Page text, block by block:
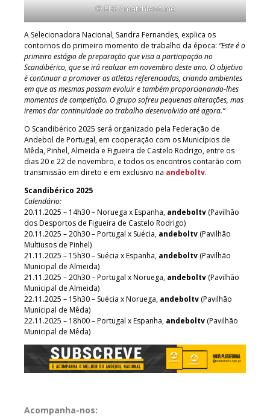
© EHF / matchlens.me
A Selecionadora Nacional, Sandra Fernandes, explica os
contornos do primeiro momento de trabalho da época: “Este é o
primeiro estágio de preparação que visa a participação no
Scandibérico, que se irá realizar em novembro deste ano. O objetivo
é continuar a promover as atletas referenciadas, criando ambientes
em que as mesmas possam evoluir e também proporcionando-lhes
momentos de competição. O grupo sofreu pequenas alterações, mas
iremos dar continuidade ao trabalho desenvolvido até agora.”
O Scandibérico 2025 será organizado pela Federação de
Andebol de Portugal, em cooperação com os Municípios de
Mêda, Pinhel, Almeida e Figueira de Castelo Rodrigo, entre os
dias 20 e 22 de novembro, e todos os encontros contarão com
transmissão em direto e em exclusivo na andeboltv.
Scandibérico 2025
Calendário:
20.11.2025 – 14h30 – Noruega x Espanha, andeboltv (Pavilhão
dos Desportos de Figueira de Castelo Rodrigo)
20.11.2025 – 20h30 – Portugal x Suécia, andeboltv (Pavilhão
Multiusos de Pinhel)
21.11.2025 – 15h30 – Suécia x Espanha, andeboltv (Pavilhão
Municipal de Almeida)
21.11.2025 – 20h30 – Portugal x Noruega, andeboltv (Pavilhão
Municipal de Almeida)
22.11.2025 – 15h30 – Suécia x Noruega, andeboltv (Pavilhão
Municipal de Mêda)
22.11.2025 – 18h00 – Portugal x Espanha, andeboltv (Pavilhão
Municipal de Mêda)
Acompanha-nos: